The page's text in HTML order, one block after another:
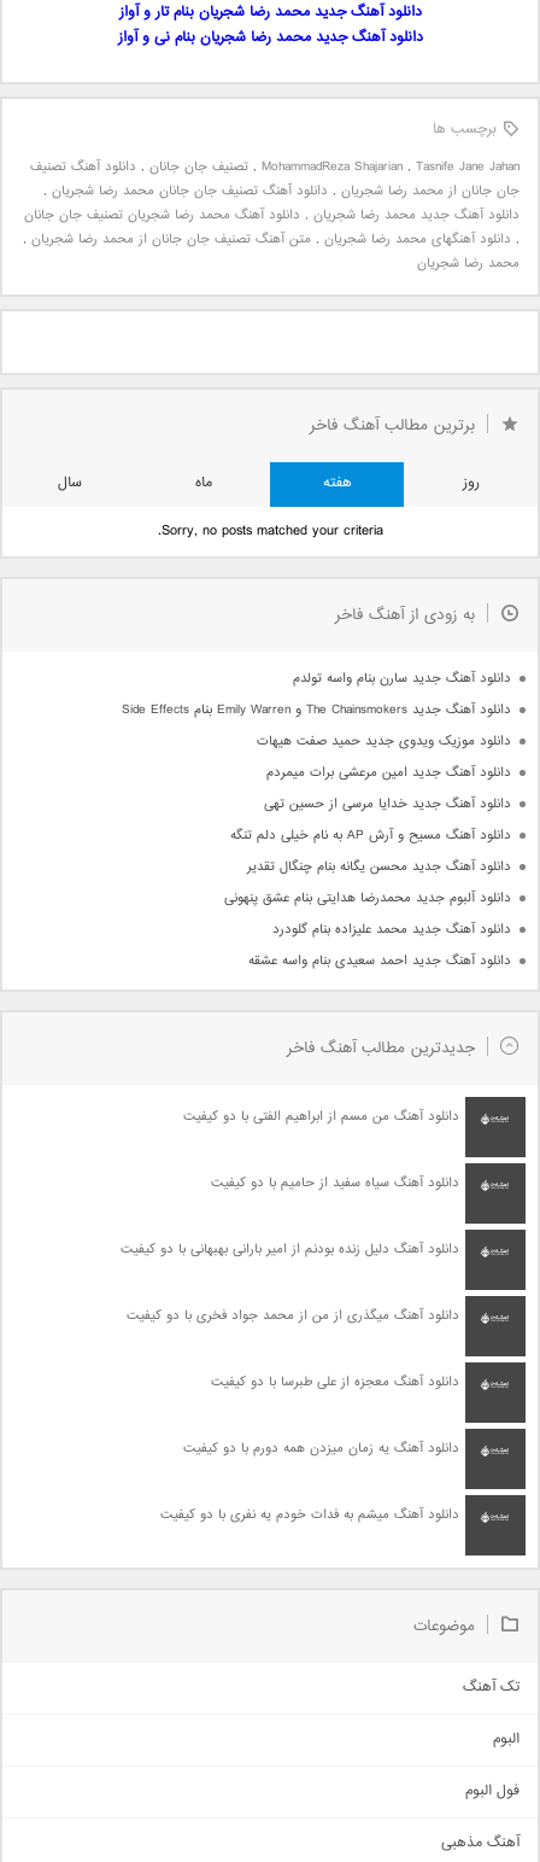
دانلود آهنگ جدید محمد رضا شجریان بنام تار و آواز
دانلود آهنگ جدید محمد رضا شجریان بنام نی و آواز
برچسب ها
MohammadReza Shajarian , Tasnife Jane Jahan
, تصنیف جان جانان , دانلود آهنگ تصنیف
جان جانان از محمد رضا شجریان , دانلود آهنگ تصنیف جان جانان محمد رضا شجریان ,
دانلود آهنگ جدید محمد رضا شجریان , دانلود آهنگ محمد رضا شجریان تصنیف جان جانان
, دانلود آهنگهای محمد رضا شجریان , متن آهنگ تصنیف جان جانان از محمد رضا شجریان ,
محمد رضا شجریان
برترین مطالب آهنگ فاخر
روز هفته ماه
سال
Sorry, no posts matched your criteria.
به زودی از آهنگ فاخر
دانلود آهنگ جدید سارن بنام واسه تولدم
دانلود آهنگ جدید The Chainsmokers و Emily Warren بنام Side Effects
دانلود موزیک ویدوی جدید حمید صفت هیهات
دانلود آهنگ جدید امین مرعشی برات میمردم
دانلود آهنگ جدید خدایا مرسی از حسین تهی
دانلود آهنگ مسیح و آرش AP به نام خیلی دلم تنگه
دانلود آهنگ جدید محسن یگانه بنام چنگال تقدیر
دانلود آلبوم جدید محمدرضا هدایتی بنام عشق پنهونی
دانلود آهنگ جدید محمد علیزاده بنام گلودرد
دانلود آهنگ جدید احمد سعیدی بنام واسه عشقه
جدیدترین مطالب آهنگ فاخر
دانلود آهنگ من مسم از ابراهیم الفتی با دو کیفیت
دانلود آهنگ سیاه سفید از حامیم با دو کیفیت
دانلود آهنگ دلیل زنده بودنم از امیر بارانی بهبهانی با دو کیفیت
دانلود آهنگ میگذری از من از محمد جواد فخری با دو کیفیت
دانلود آهنگ معجزه از علی طبرسا با دو کیفیت
دانلود آهنگ یه زمان میزدن همه دورم با دو کیفیت
دانلود آهنگ میشم به فدات خودم یه نفری با دو کیفیت
موضوعات
تک آهنگ
اجتماعی
حماسی
البوم
فول البوم
آهنگ مذهبی